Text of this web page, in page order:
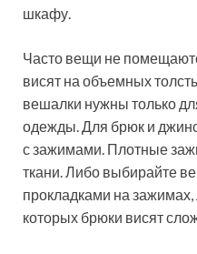
шкафу.
Часто вещи не
висят на объемных
вешалки нужны только
одежды. Для брюк и
с зажимами. Плотные
ткани. Либо выбирайте
прокладками на
которых брюки висят